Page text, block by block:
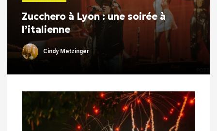
Zucchero à Lyon : une soirée à
l’italienne
Cindy Metzinger